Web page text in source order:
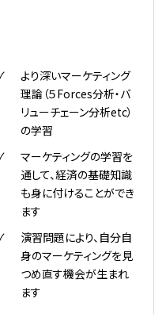
より深いマーケティング
理論（５Forces分析・バ
リューチェーン分析etc）
の学習
マーケティングの学習を
通して、経済の基礎知識
も身に付けることができ
ます
演習問題により、自分自
身のマーケティングを見
つめ直す機会が生まれ
ます